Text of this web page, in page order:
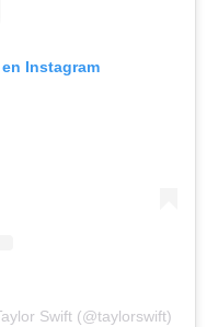
Instagram
Swift (@taylorswift)